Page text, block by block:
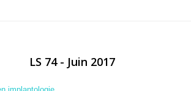
LS 74 - Juin 2017
implantologie